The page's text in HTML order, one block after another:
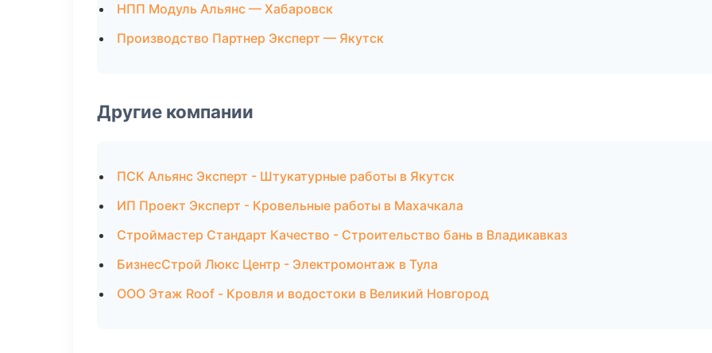
НПП Модуль Альянс — Хабаровск
Производство Партнер Эксперт — Якутск
Другие компании
ПСК Альянс Эксперт - Штукатурные работы в Якутск
ИП Проект Эксперт - Кровельные работы в Махачкала
Строймастер Стандарт Качество - Строительство бань в Владикавказ
БизнесСтрой Люкс Центр - Электромонтаж в Тула
ООО Этаж Roof - Кровля и водостоки в Великий Новгород